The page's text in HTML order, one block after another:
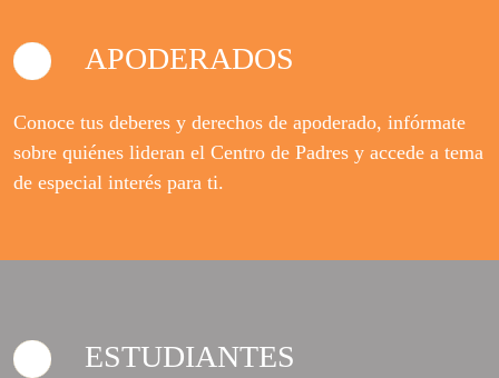
APODERADOS
Conoce tus deberes y derechos de apoderado, infórmate
sobre quiénes lideran el Centro de Padres y accede a tema
de especial interés para ti.
ESTUDIANTES